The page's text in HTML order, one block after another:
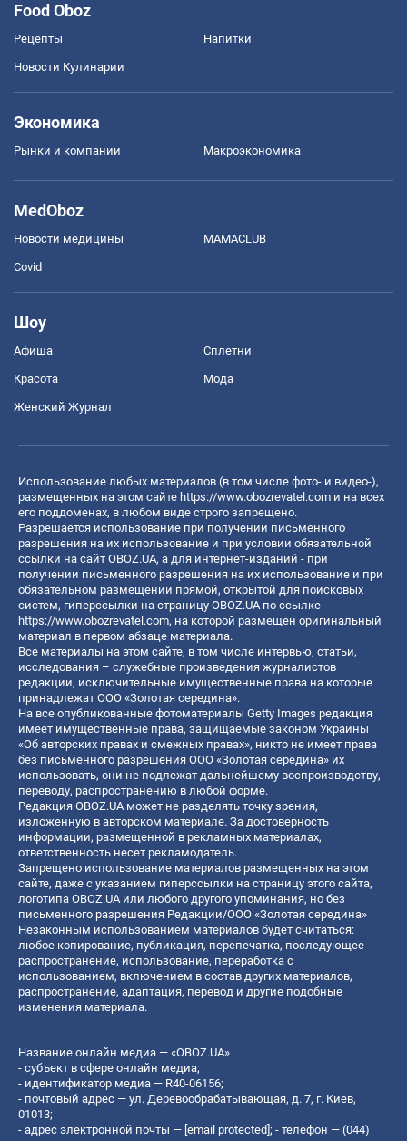
Food Oboz
Рецепты Напитки
Новости Кулинарии
Экономика
Рынки и компании Mакроэкономика
MedOboz
Новости медицины MAMACLUB
Covid
Шоу
Афиша Сплетни
Красота Мода
Женский Журнал
Использование любых материалов (в том числе фото- и видео-),
размещенных на этом сайте https://www.obozrevatel.com и на всех
его поддоменах, в любом виде строго запрещено.
Разрешается использование при получении письменного
разрешения на их использование и при условии обязательной
ссылки на сайт OBOZ.UA, а для интернет-изданий - при
получении письменного разрешения на их использование и при
обязательном размещении прямой, открытой для поисковых
систем, гиперссылки на страницу OBOZ.UA по ссылке
https://www.obozrevatel.com, на которой размещен оригинальный
материал в первом абзаце материала.
Все материалы на этом сайте, в том числе интервью, статьи,
исследования – служебные произведения журналистов
редакции, исключительные имущественные права на которые
принадлежат ООО «Золотая середина».
На все опубликованные фотоматериалы Getty Images редакция
имеет имущественные права, защищаемые законом Украины
«Об авторских правах и смежных правах», никто не имеет права
без письменного разрешения ООО «Золотая середина» их
использовать, они не подлежат дальнейшему воспроизводству,
переводу, распространению в любой форме.
Редакция OBOZ.UA может не разделять точку зрения,
изложенную в авторском материале. За достоверность
информации, размещенной в рекламных материалах,
ответственность несет рекламодатель.
Запрещено использование материалов размещенных на этом
сайте, даже с указанием гиперссылки на страницу этого сайта,
логотипа OBOZ.UA или любого другого упоминания, но без
письменного разрешения Редакции/ООО «Золотая середина»
Незаконным использованием материалов будет считаться:
любое копирование, публикация, перепечатка, последующее
распространение, использование, переработка с
использованием, включением в состав других материалов,
распространение, адаптация, перевод и другие подобные
изменения материала.
Название онлайн медиа — «OBOZ.UA»
- субъект в сфере онлайн медиа;
- идентификатор медиа — R40-06156;
- почтовый адрес — ул. Деревообрабатывающая, д. 7, г. Киев,
01013;
- адрес электронной почты — [email protected] ; - телефон — (044)